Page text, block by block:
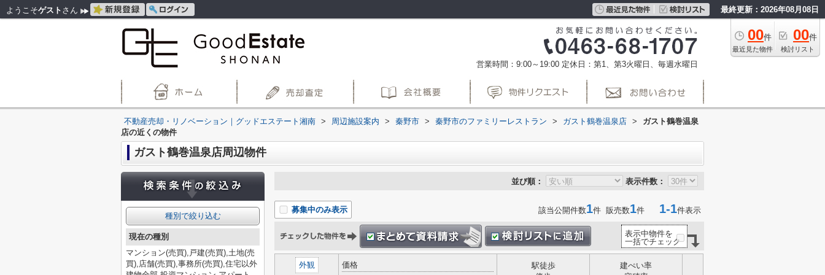
ようこそゲスト さん 最終更新：2026年08月08日
00件
最近見た物件
00件
検討リスト
営業時間：9:00～19:00 定休日：第1、第3火曜日、毎週水曜日
不動産売却・リノベーション｜グッドエステート湘南 > 周辺施設案内 > 秦野市 > 秦野市のファミリーレストラン > ガスト鶴巻温泉店 >
ガスト鶴巻温泉
店の近くの物件
ガスト鶴巻温泉店周辺物件
並び順： 表示件数：
募集中のみ表示 該当公開件数1件 販売数1件 1-1件表示
表示中物件を
一括でチェック
外観
価格
駅徒歩
建ぺい率
種別で絞り込む
現在の種別
マンション(売買),戸建(売買),土地(売
買),店舗(売買),事務所(売買),住宅以外